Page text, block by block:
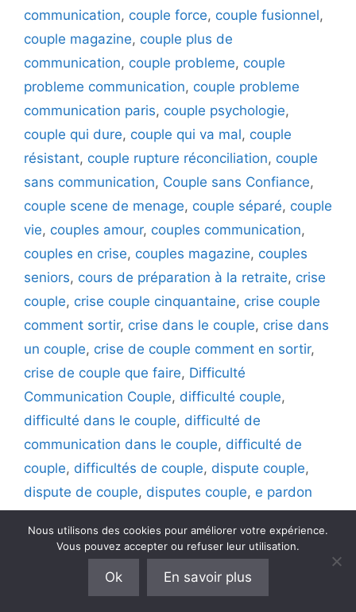
communication, couple force, couple fusionnel,
couple magazine, couple plus de
communication, couple probleme, couple
probleme communication, couple probleme
communication paris, couple psychologie,
couple qui dure, couple qui va mal, couple
résistant, couple rupture réconciliation, couple
sans communication, Couple sans Confiance,
couple scene de menage, couple séparé, couple
vie, couples amour, couples communication,
couples en crise, couples magazine, couples
seniors, cours de préparation à la retraite, crise
couple, crise couple cinquantaine, crise couple
comment sortir, crise dans le couple, crise dans
un couple, crise de couple comment en sortir,
crise de couple que faire, Difficulté
Communication Couple, difficulté couple,
difficulté dans le couple, difficulté de
communication dans le couple, difficulté de
couple, difficultés de couple, dispute couple,
dispute de couple, disputes couple, e pardon
dans le couple,ennui couple,est ce que mon
couple va durer ,etre en couple,etre heureux en
faire confiance en amour,faire un break
dans le couple, faire un break dans son couple
Nous utilisons des cookies pour améliorer votre expérience.
Vous pouvez accepter ou refuser leur utilisation.
Ok En savoir plus